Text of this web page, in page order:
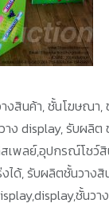
งสินค้า, ชั้นโฆษณา
ง display, รับผลิ
พลย์,อุปกรณ์โชว์สิ
งได้, รับผลิตชั้นวา
ชั้นว